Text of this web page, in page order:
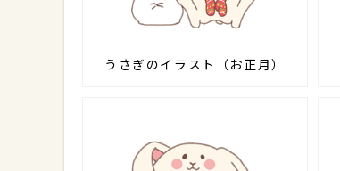
うさぎのイラスト（お正月）